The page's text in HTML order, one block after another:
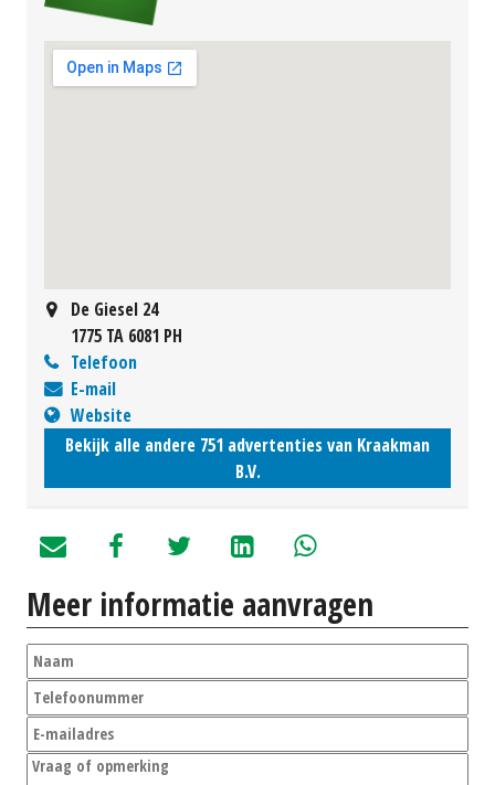
De Giesel 24
1775 TA 6081 PH
Telefoon
E-mail
Website
Bekijk alle andere 751 advertenties van Kraakman
B.V.
Meer informatie aanvragen